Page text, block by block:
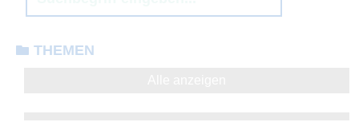
THEMEN